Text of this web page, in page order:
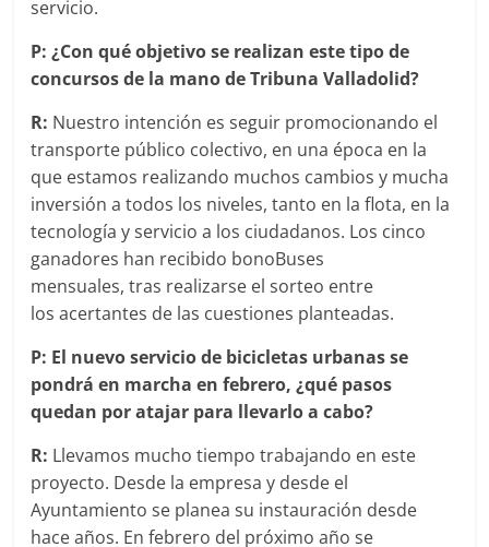
servicio.
P: ¿Con qué objetivo se realizan este tipo de
concursos de la mano de Tribuna Valladolid?
R: Nuestro intención es seguir promocionando el
transporte público colectivo, en una época en la
que estamos realizando muchos cambios y mucha
inversión a todos los niveles, tanto en la flota, en la
tecnología y servicio a los ciudadanos. Los cinco
ganadores han recibido bonoBuses
mensuales, tras realizarse el sorteo entre
los acertantes de las cuestiones planteadas.
P: El nuevo servicio de bicicletas urbanas se
pondrá en marcha en febrero, ¿qué pasos
quedan por atajar para llevarlo a cabo?
R: Llevamos mucho tiempo trabajando en este
proyecto. Desde la empresa y desde el
Ayuntamiento se planea su instauración desde
hace años. En febrero del próximo año se